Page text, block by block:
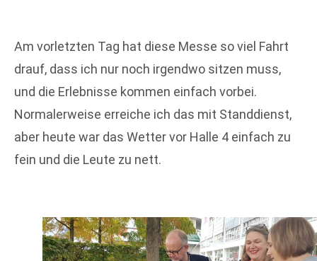
Am vorletzten Tag hat diese Messe so viel Fahrt
drauf, dass ich nur noch irgendwo sitzen muss,
und die Erlebnisse kommen einfach vorbei.
Normalerweise erreiche ich das mit Standdienst,
aber heute war das Wetter vor Halle 4 einfach zu
fein und die Leute zu nett.